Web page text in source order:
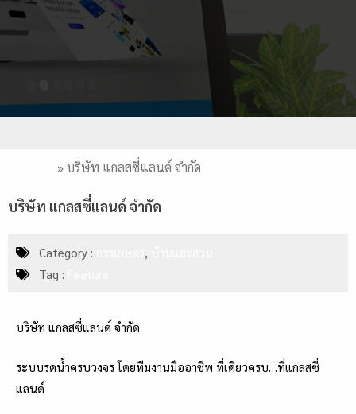
»บริษัท แกลสซี่แลนด์ จำกัด
บริษัท แกลสซี่แลนด์ จำกัด
Category : ,
Tag :
บริษัท แกลสซี่แลนด์ จำกัด
ระบบรดน้ำครบวงจร โดยทีมงานมืออาชีพ ที่เดียวครบ…ที่แกลสซี่
แลนด์